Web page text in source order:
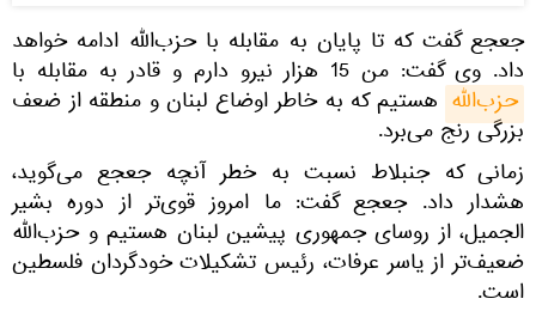
جعجع گفت که تا پایان به مقابله با حزب‌الله ادامه خواهد
داد. وی گفت: من 15 هزار نیرو دارم و قادر به مقابله با
حزب‌الله هستیم که به خاطر اوضاع لبنان و منطقه از ضعف
بزرگی رنج می‌برد.
زمانی که جنبلاط نسبت به خطر آنچه جعجع می‌گوید،
هشدار داد. جعجع گفت: ما امروز قوی‌تر از دوره بشیر
الجمیل، از روسای جمهوری پیشین لبنان هستیم و حزب‌الله
ضعیف‌تر از یاسر عرفات، رئیس تشکیلات خودگردان فلسطین
است.